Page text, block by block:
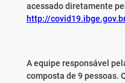
acessado diretamente
http://
A equipe responsável
composta de 9 pessoas.